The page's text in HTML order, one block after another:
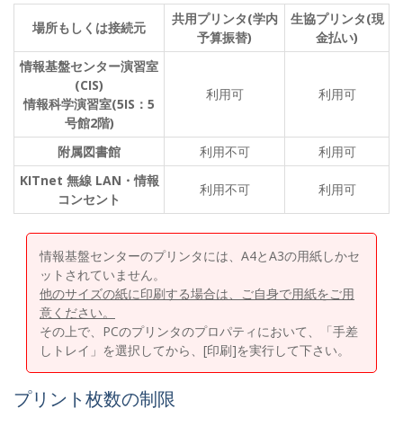
場所もしくは接続元
共用プリンタ(学内
予算振替)
生協プリンタ(現
金払い)
情報基盤センター演習室
(CIS)
情報科学演習室(5IS：5
号館2階)
利用可 利用可
附属図書館 利用不可
利用可
KITnet 無線 LAN・情報
コンセント
利用不可 利用可
情報基盤センターのプリンタには、A4とA3の用紙しかセ
ットされていません。
他のサイズの紙に印刷する場合は、ご自身で用紙をご用
意ください。
その上で、PCのプリンタのプロパティにおいて、「手差
しトレイ」を選択してから、[印刷]を実行して下さい。
プリント枚数の制限